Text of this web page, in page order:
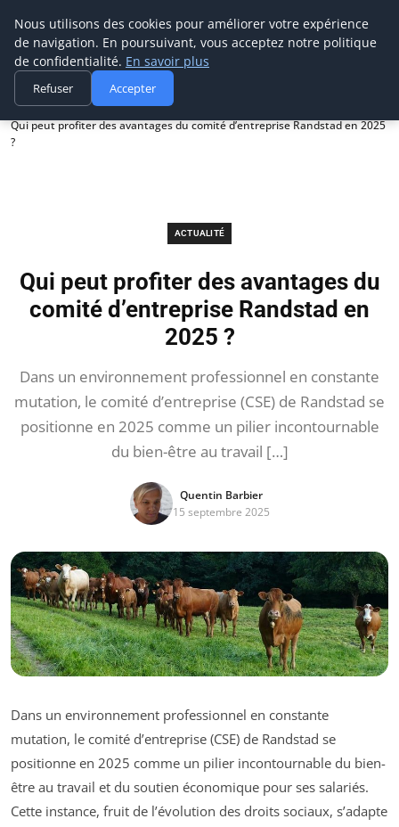
Prospection Pro
Accueil
Actualité
Qui peut profiter des avantages du comité d’entreprise Randstad en 2025
?
ACTUALITÉ
Qui peut profiter des avantages du
comité d’entreprise Randstad en
2025 ?
Dans un environnement professionnel en constante
mutation, le comité d’entreprise (CSE) de Randstad se
positionne en 2025 comme un pilier incontournable
du bien-être au travail […]
Quentin Barbier
15 septembre 2025
Dans un environnement professionnel en constante
mutation, le comité d’entreprise (CSE) de Randstad se
positionne en 2025 comme un pilier incontournable du bien-
être au travail et du soutien économique pour ses salariés.
Cette instance, fruit de l’évolution des droits sociaux, s’adapte
Nous utilisons des cookies pour améliorer votre expérience
de navigation. En poursuivant, vous acceptez notre politique
de confidentialité. En savoir plus
Refuser Accepter